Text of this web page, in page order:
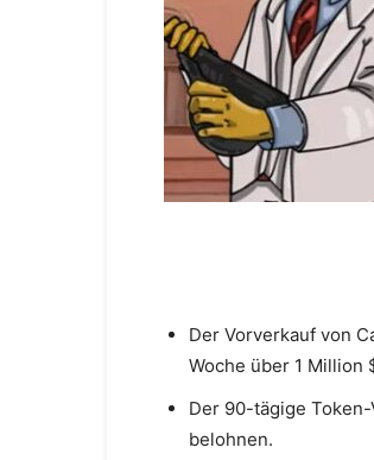
Der Vorverkauf von
Woche über 1 Million
Der 90-tägige
belohnen.